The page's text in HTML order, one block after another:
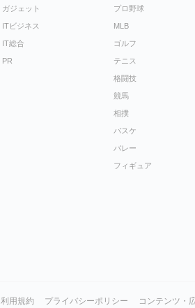
ガジェット
ITビジネス
IT総合
PR
プロ野球
MLB
ゴルフ
テニス
格闘技
競馬
相撲
バスケ
バレー
フィギュア
利用規約 プライバシーポリシー コンテンツ・